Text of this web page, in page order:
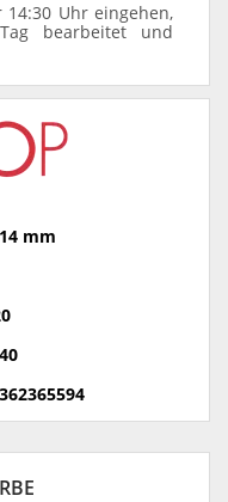
Uhr eingehen,
bearbeitet und
mm